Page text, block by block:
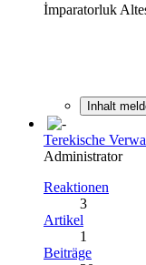
İmparatorluk
Inhalt
Terekische
Administrator
Reaktionen
3
Artikel
1
Beiträge